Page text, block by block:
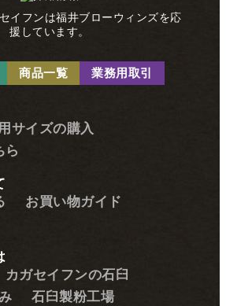
商品一覧 業務用取引
サイズの購入
ら
お買い物ガイド
カガセイフンの石臼
石臼製粉工場